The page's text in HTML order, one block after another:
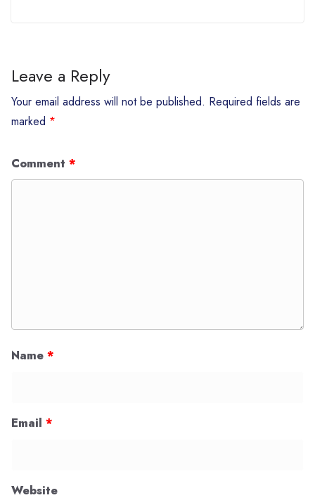
Leave a Reply
Your email address will not be published. Required fields are
marked *
Comment *
Name *
Email *
Website